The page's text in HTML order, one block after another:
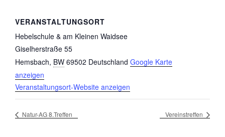
VERANSTALTUNGSORT
Hebelschule & am Kleinen Waidsee
Giselherstraße 55
Hemsbach, BW 69502 Deutschland Google Karte
anzeigen
Veranstaltungsort-Website anzeigen
Natur-AG 8.Treffen Vereinstreffen